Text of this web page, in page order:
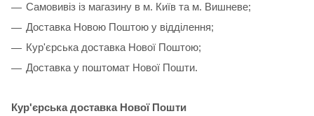
Самовивіз із магазину в м. Київ та м. Вишневе;
Доставка Новою Поштою у відділення;
Кур'єрська доставка Нової Поштою;
Доставка у поштомат Нової Пошти.
Кур'єрська доставка Нової Пошти